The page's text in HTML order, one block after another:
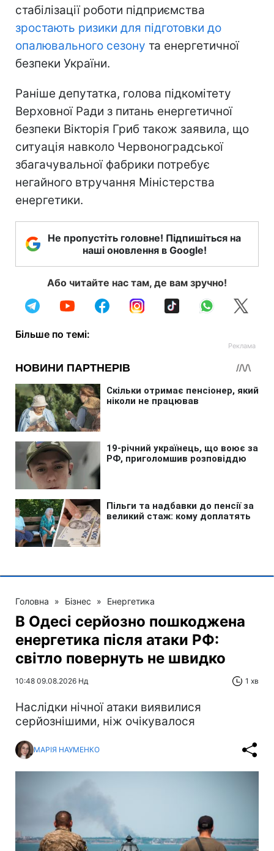
стабілізації роботи підприємства
зростають ризики для підготовки до
опалювального сезону та енергетичної
безпеки України.
Раніше депутатка, голова підкомітету
Верховної Ради з питань енергетичної
безпеки Вікторія Гриб також заявила, що
ситуація навколо Червоноградської
збагачувальної фабрики потребує
негайного втручання Міністерства
енергетики.
Не пропустіть головне! Підпишіться на
наші оновлення в Google!
Або читайте нас там, де вам зручно!
Більше по темі:
Головна » Бізнес » Енергетика
В Одесі серйозно пошкоджена
енергетика після атаки РФ:
світло повернуть не швидко
10:48 09.08.2026 Нд 1 хв
Наслідки нічної атаки виявилися
серйознішими, ніж очікувалося
МАРІЯ НАУМЕНКО